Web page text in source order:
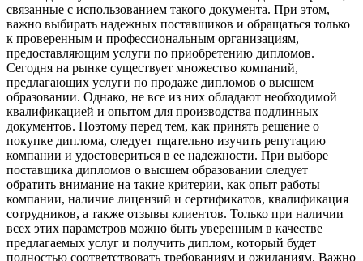
связанные с использованием такого документа. При этом,
важно выбирать надежных поставщиков и обращаться только
к проверенным и профессиональным организациям,
предоставляющим услуги по приобретению дипломов.
Сегодня на рынке существует множество компаний,
предлагающих услуги по продаже дипломов о высшем
образовании. Однако, не все из них обладают необходимой
квалификацией и опытом для производства подлинных
документов. Поэтому перед тем, как принять решение о
покупке диплома, следует тщательно изучить репутацию
компании и удостовериться в ее надежности. При выборе
поставщика дипломов о высшем образовании следует
обратить внимание на такие критерии, как опыт работы
компании, наличие лицензий и сертификатов, квалификация
сотрудников, а также отзывы клиентов. Только при наличии
всех этих параметров можно быть уверенным в качестве
предлагаемых услуг и получить диплом, который будет
полностью соответствовать требованиям и ожиданиям. Важно